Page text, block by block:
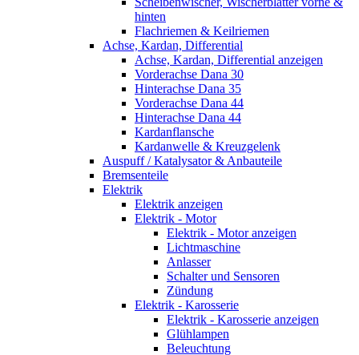
hinten
Flachriemen & Keilriemen
Achse, Kardan, Differential
Achse, Kardan, Differential anzeigen
Vorderachse Dana 30
Hinterachse Dana 35
Vorderachse Dana 44
Hinterachse Dana 44
Kardanflansche
Kardanwelle & Kreuzgelenk
Auspuff / Katalysator & Anbauteile
Bremsenteile
Elektrik
Elektrik anzeigen
Elektrik - Motor
Elektrik - Motor anzeigen
Lichtmaschine
Anlasser
Schalter und Sensoren
Zündung
Elektrik - Karosserie
Elektrik - Karosserie anzeigen
Glühlampen
Beleuchtung